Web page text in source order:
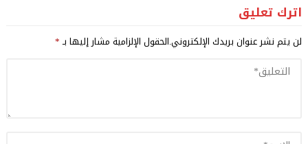
اترك تعليق
لن يتم نشر عنوان بريدك الإلكتروني.الحقول الإلزامية مشار إليها بـ*